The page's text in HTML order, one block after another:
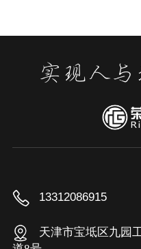
13312086915
天津市宝坻区九园